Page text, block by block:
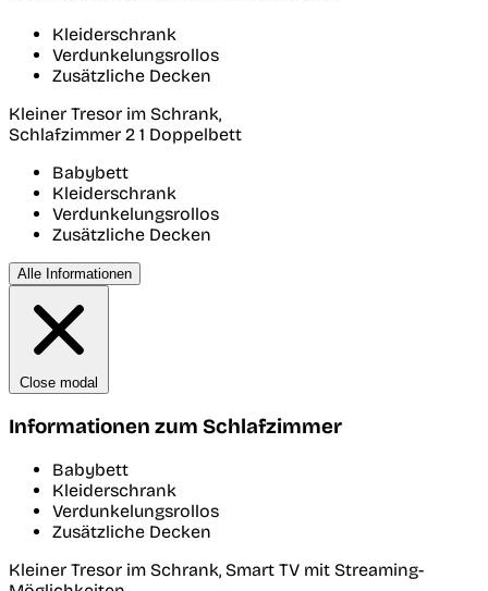
Kleiderschrank
Verdunkelungsrollos
Zusätzliche Decken
Kleiner Tresor im Schrank,
Schlafzimmer 2 1 Doppelbett
Babybett
Kleiderschrank
Verdunkelungsrollos
Zusätzliche Decken
Alle Informationen
Close modal
Informationen zum Schlafzimmer
Babybett
Kleiderschrank
Verdunkelungsrollos
Zusätzliche Decken
Kleiner Tresor im Schrank, Smart TV mit Streaming-